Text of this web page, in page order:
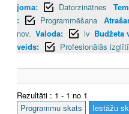
joma:
Datorzinātnes
:
Programmēšana
nov. Valoda: lv Budžeta
veids:
Profesionālās
Rezultāti : 1 - 1 no 1
Programmu skats
Iestāžu